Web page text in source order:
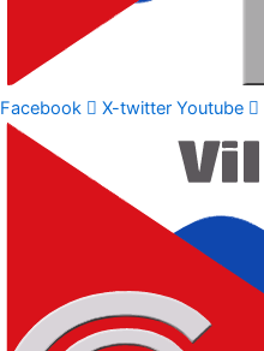
Facebook X-twitter Youtube